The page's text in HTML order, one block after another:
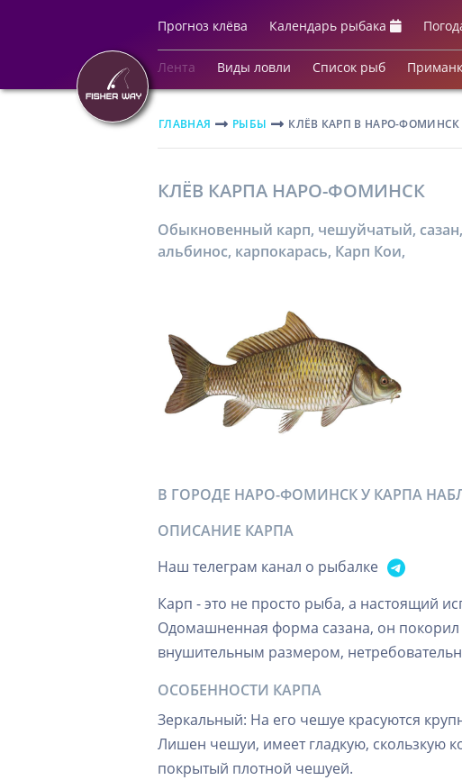
Прогноз клёва Календарь рыбака
Лента Виды ловли Список рыб
ГЛАВНАЯ РЫБЫ КЛЁВ КАРП В НАРО-ФОМИНСК
КЛЁВ КАРПА НАРО-ФОМИНСК
Обыкновенный карп, чешуйчатый,
альбинос, карпокарась, Карп Кои,
В ГОРОДЕ НАРО-ФОМИНСК У КАРПА
ОПИСАНИЕ КАРПА
Наш телеграм канал о рыбалке
Карп - это не просто рыба, а настоящий
Одомашненная форма сазана, он
внушительным размером,
ОСОБЕННОСТИ КАРПА
Зеркальный: На его чешуе красуются
Лишен чешуи, имеет гладкую, скользкую
покрытый плотной чешуей.